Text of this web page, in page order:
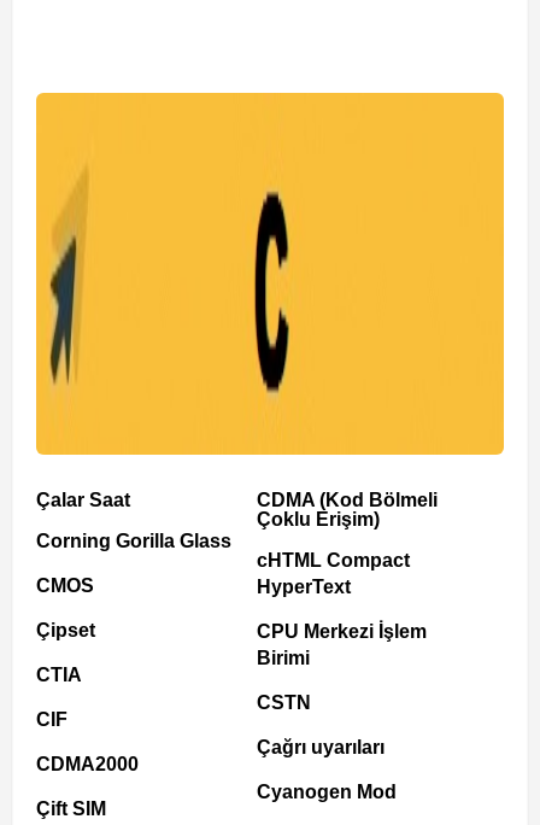
Çalar Saat
Corning Gorilla Glass
CMOS
Çipset
CTIA
CIF
CDMA2000
Çift SIM
CDMA (Kod Bölmeli
Çoklu Erişim)
cHTML Compact
HyperText
CPU Merkezi İşlem
Birimi
CSTN
Çağrı uyarıları
Cyanogen Mod